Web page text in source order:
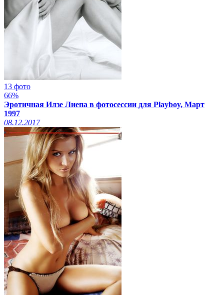
13 фото
66%
Эротичная Илзе Лиепа в фотосессии для Playboy, Март
1997
08.12.2017